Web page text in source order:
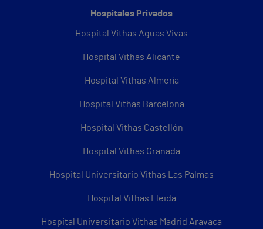
Hospitales Privados
Hospital Vithas Aguas Vivas
Hospital Vithas Alicante
Hospital Vithas Almería
Hospital Vithas Barcelona
Hospital Vithas Castellón
Hospital Vithas Granada
Hospital Universitario Vithas Las Palmas
Hospital Vithas Lleida
Hospital Universitario Vithas Madrid Aravaca